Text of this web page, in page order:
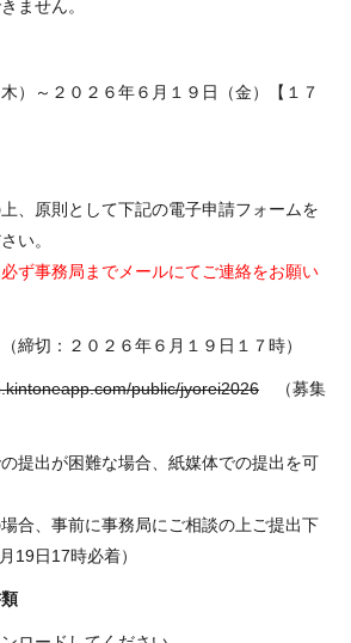
ません。
）～２０２６年６月１９日（金）【１７
、原則として下記の電子申請フォームを
い。
ず事務局までメールにてご連絡をお願い
締切：２０２６年６月１９日１７時）
public/jyorei2026 （募集
提出が困難な場合、紙媒体での提出を可
合、事前に事務局にご相談の上ご提出下
19日17時必着）